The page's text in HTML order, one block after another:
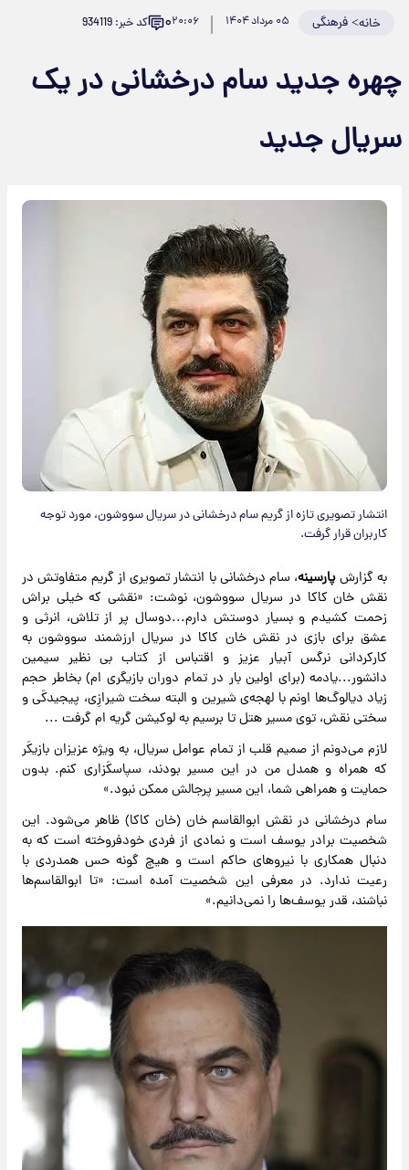
خانه>فرهنگی ۰۵ مرداد ۱۴۰۴ ۲۰:۰۶۰ کد خبر: 934119
چهره جدید سام درخشانی در یک
سریال جدید
انتشار تصویری تازه از گریم سام درخشانی در سریال سووشون، مورد توجه
کاربران قرار گرفت.
به گزارشپارسینه، سام درخشانی با انتشار تصویری از گریم متفاوتش در
نقش خان کاکا در سریال سووشون، نوشت: «نقشی که خیلی براش
زحمت کشیدم و بسیار دوستش دارم...دوسال پر از تلاش، انرثی و
عشق برای بازی در نقش خان کاکا در سریال ارزشمند سووشون به
کارکردانی نرگس آبیار عزیز و اقتباس از کتاب بی نظیر سیمین
دانشور...یادمه (برای اولین بار در تمام دوران بازیگری ام) بخاطر حجم
زیاد دیالوگ‌ها اونم با لهجه‌ی شیرین و البته سخت شیرازِی، پیجیدکَی و
سختی نقش، توی مسیر هتل تا برسیم به لوکیشن گریه ام گرفت ...
لازم می‌دونم از صمیم قلب از تمام عوامل سریال، به ویژه عزیزان بازیکَر
که همراه و همدل من در این مسیر بودند، سپاسکَزاری کنم. بدون
حمایت و همراهی شما، این مسیر پرجالش ممکن نبود.»
سام درخشانی در نقش ابوالقاسم خان (خان کاکا) ظاهر می‌شود. این
شخصیت برادر یوسف است و نمادی از فردی خودفروخته است که به
دنبال همکاری با نیروهای حاکم است و هیچ گونه حس همدردی با
رعیت ندارد. در معرفی این شخصیت آمده است: «تا ابوالقاسم‌ها
نباشند، قدر یوسف‌ها را نمی‌دانیم.»